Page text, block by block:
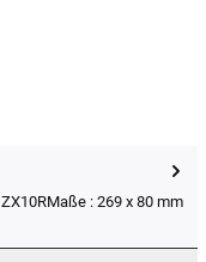
: 269 x 80 mm